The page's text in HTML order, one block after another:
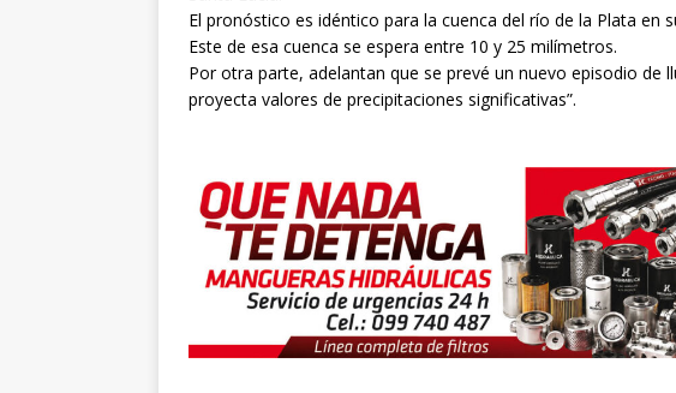
El pronóstico es idéntico para la cuenca del río de la Plata en
Este de esa cuenca se espera entre 10 y 25 milímetros.
Por otra parte, adelantan que se prevé un nuevo episodio de
proyecta valores de precipitaciones significativas”.